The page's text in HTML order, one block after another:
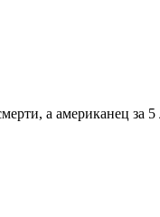
а американец за 5